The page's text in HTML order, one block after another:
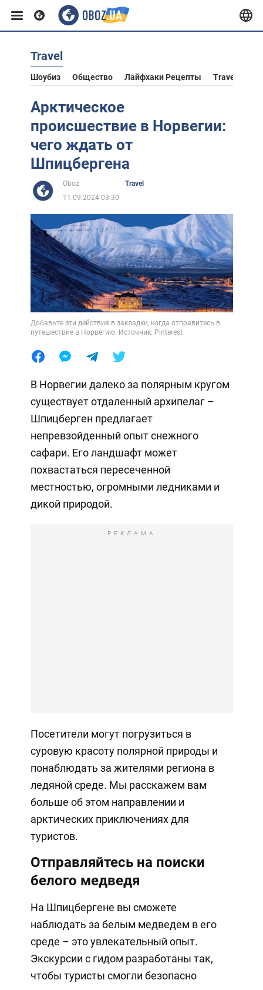
Европа
Азия
Африка
Жизнь
Лайфхаки
Travel
Шоубиз Общество Лайфхаки Рецепты Travel
Арктическое
происшествие в Норвегии:
чего ждать от
Шпицбергена
Oboz
Travel
11.09.2024 03:30
Добавьте эти действия в закладки, когда отправитесь в
путешествие в Норвегию. Источник: Pinterest
В Норвегии далеко за полярным кругом
существует отдаленный архипелаг –
Шпицберген предлагает
непревзойденный опыт снежного
сафари. Его ландшафт может
похвастаться пересеченной
местностью, огромными ледниками и
дикой природой.
РЕКЛАМА
Посетители могут погрузиться в
суровую красоту полярной природы и
понаблюдать за жителями региона в
ледяной среде. Мы расскажем вам
больше об этом направлении и
арктических приключениях для
туристов.
Отправляйтесь на поиски
белого медведя
На Шпицбергене вы сможете
наблюдать за белым медведем в его
среде – это увлекательный опыт.
Экскурсии с гидом разработаны так,
чтобы туристы смогли безопасно